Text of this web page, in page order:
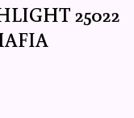
25022